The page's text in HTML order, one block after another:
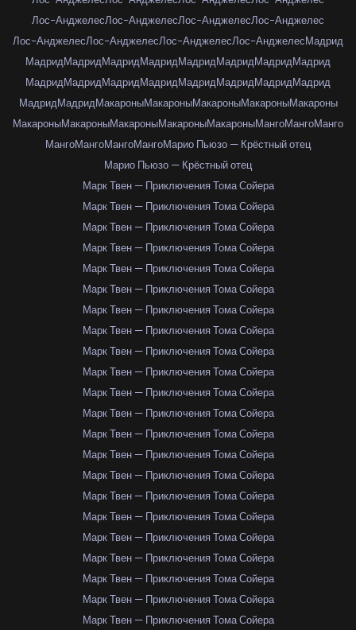
Лос-АнджелесЛос-АнджелесЛос-АнджелесЛос-Анджелес
Лос-АнджелесЛос-АнджелесЛос-АнджелесЛос-АнджелесМадрид
МадридМадридМадридМадридМадридМадридМадридМадрид
МадридМадридМадридМадридМадридМадридМадридМадрид
МадридМадридМакароныМакароныМакароныМакароныМакароны
МакароныМакароныМакароныМакароныМакароныМангоМангоМанго
МангоМангоМангоМангоМарио Пьюзо — Крёстный отец
Марио Пьюзо — Крёстный отец
Марк Твен — Приключения Тома Сойера
Марк Твен — Приключения Тома Сойера
Марк Твен — Приключения Тома Сойера
Марк Твен — Приключения Тома Сойера
Марк Твен — Приключения Тома Сойера
Марк Твен — Приключения Тома Сойера
Марк Твен — Приключения Тома Сойера
Марк Твен — Приключения Тома Сойера
Марк Твен — Приключения Тома Сойера
Марк Твен — Приключения Тома Сойера
Марк Твен — Приключения Тома Сойера
Марк Твен — Приключения Тома Сойера
Марк Твен — Приключения Тома Сойера
Марк Твен — Приключения Тома Сойера
Марк Твен — Приключения Тома Сойера
Марк Твен — Приключения Тома Сойера
Марк Твен — Приключения Тома Сойера
Марк Твен — Приключения Тома Сойера
Марк Твен — Приключения Тома Сойера
Марк Твен — Приключения Тома Сойера
Марк Твен — Приключения Тома Сойера
Марк Твен — Приключения Тома Сойера